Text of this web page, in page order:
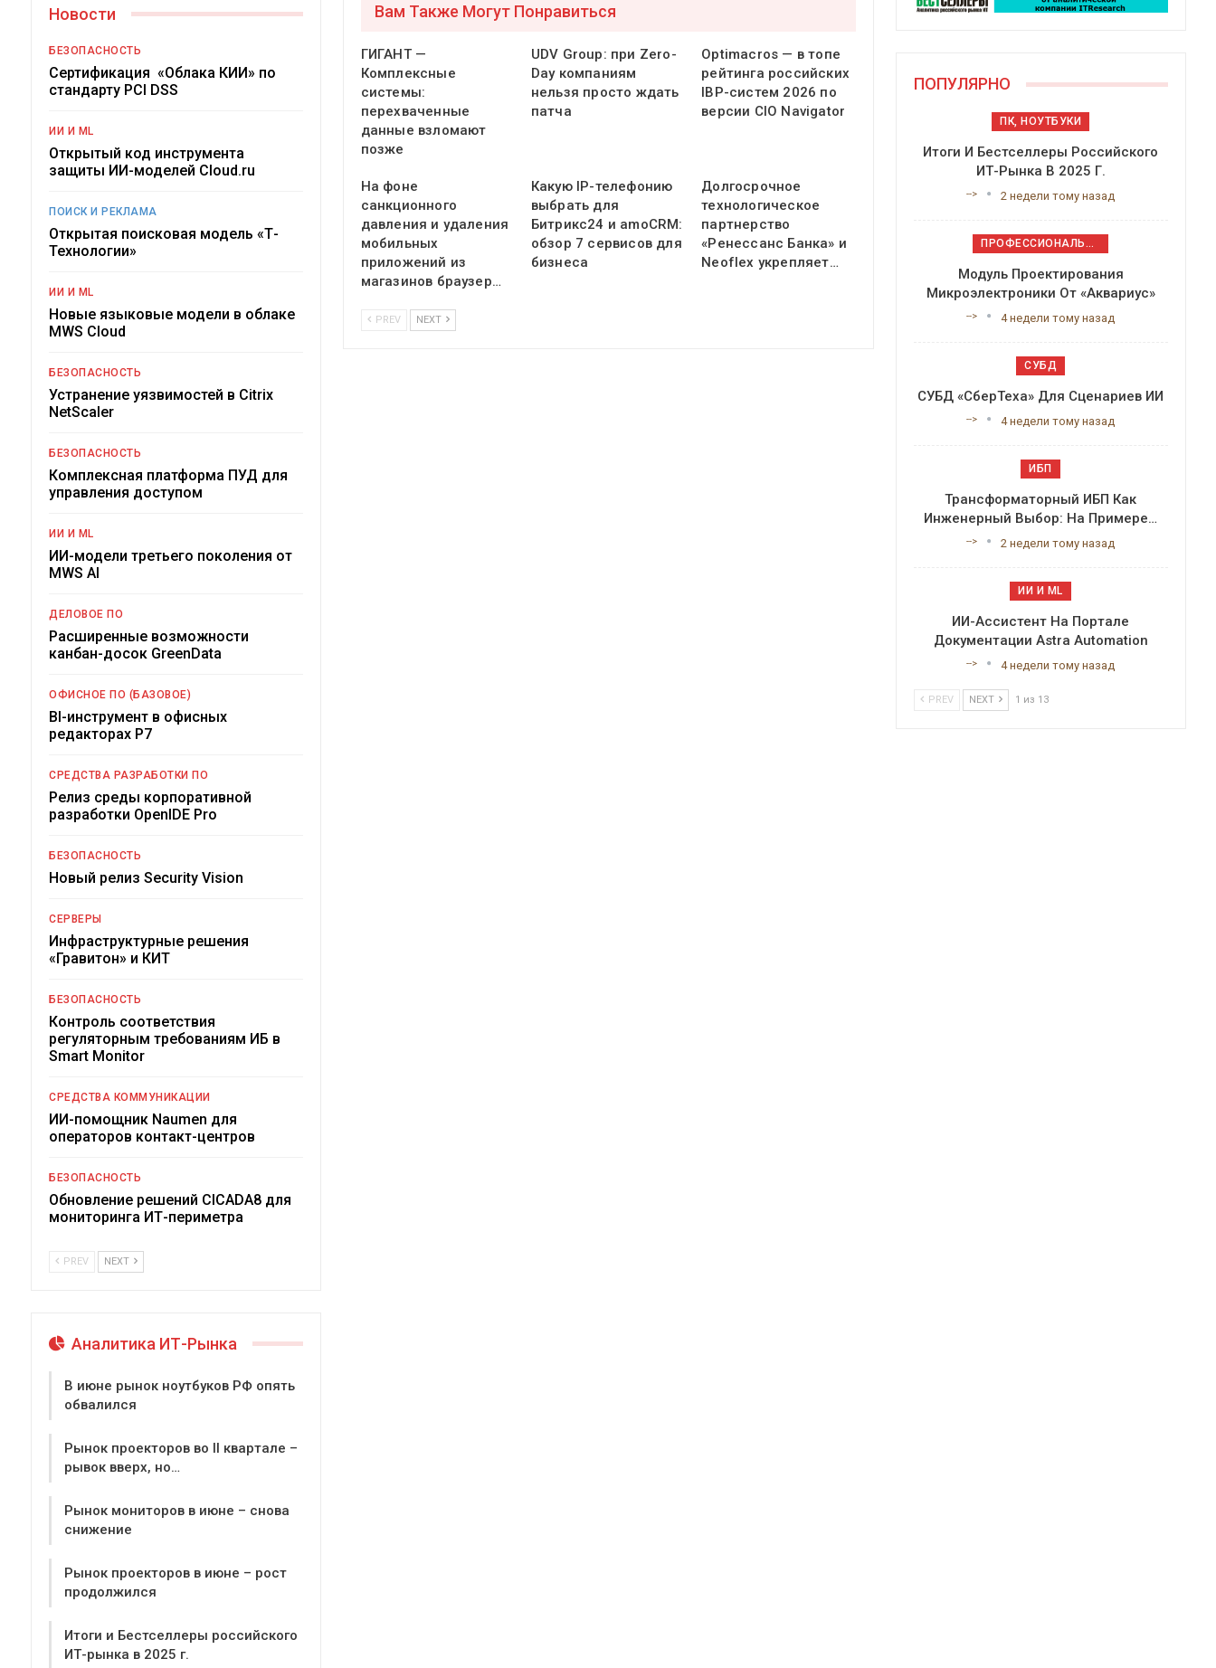
Вам Также Могут Понравиться
ГИГАНТ —
Комплексные
системы:
перехваченные
данные взломают
позже
UDV Group: при Zero-
Day компаниям
нельзя просто ждать
патча
Optimacros — в топе
рейтинга российских
IBP-систем 2026 по
версии CIO Navigator
На фоне
санкционного
давления и удаления
мобильных
приложений из
магазинов браузер…
Какую IP-телефонию
выбрать для
Битрикс24 и amoCRM:
обзор 7 сервисов для
бизнеса
Долгосрочное
технологическое
партнерство
«Ренессанс Банка» и
Neoflex укрепляет…
PREV NEXT
Новости
БЕЗОПАСНОСТЬ
Сертификация «Облака КИИ» по
стандарту PCI DSS
ИИ И ML
Открытый код инструмента
защиты ИИ-моделей Cloud.ru
ПОИСК И РЕКЛАМА
Открытая поисковая модель «Т-
Технологии»
ИИ И ML
Новые языковые модели в облаке
MWS Cloud
БЕЗОПАСНОСТЬ
Устранение уязвимостей в Citrix
NetScaler
БЕЗОПАСНОСТЬ
Комплексная платформа ПУД для
управления доступом
ИИ И ML
ИИ-модели третьего поколения от
MWS AI
ДЕЛОВОЕ ПО
Расширенные возможности
канбан-досок GreenData
ОФИСНОЕ ПО (БАЗОВОЕ)
BI-инструмент в офисных
редакторах Р7
СРЕДСТВА РАЗРАБОТКИ ПО
Релиз среды корпоративной
разработки OpenIDE Pro
БЕЗОПАСНОСТЬ
Новый релиз Security Vision
СЕРВЕРЫ
Инфраструктурные решения
«Гравитон» и КИТ
БЕЗОПАСНОСТЬ
Контроль соответствия
регуляторным требованиям ИБ в
Smart Monitor
СРЕДСТВА КОММУНИКАЦИИ
ИИ-помощник Naumen для
операторов контакт-центров
БЕЗОПАСНОСТЬ
Обновление решений CICADA8 для
мониторинга ИТ-периметра
PREV NEXT
Аналитика ИТ-Рынка
В июне рынок ноутбуков РФ опять
обвалился
Рынок проекторов во II квартале –
рывок вверх, но…
Рынок мониторов в июне – снова
снижение
Рынок проекторов в июне – рост
продолжился
Итоги и Бестселлеры российского
ИТ-рынка в 2025 г.
ПОПУЛЯРНО
ПК, НОУТБУКИ
Итоги И Бестселлеры Российского
ИТ-Рынка В 2025 Г.
--> 2 недели тому назад
ПРОФЕССИОНАЛЬНОЕ ПРИКЛАДНОЕ ПО
Модуль Проектирования
Микроэлектроники От «Аквариус»
--> 4 недели тому назад
СУБД
СУБД «СберТеха» Для Сценариев ИИ
--> 4 недели тому назад
ИБП
Трансформаторный ИБП Как
Инженерный Выбор: На Примере…
--> 2 недели тому назад
ИИ И ML
ИИ-Ассистент На Портале
Документации Astra Automation
--> 4 недели тому назад
PREV NEXT 1 из 13